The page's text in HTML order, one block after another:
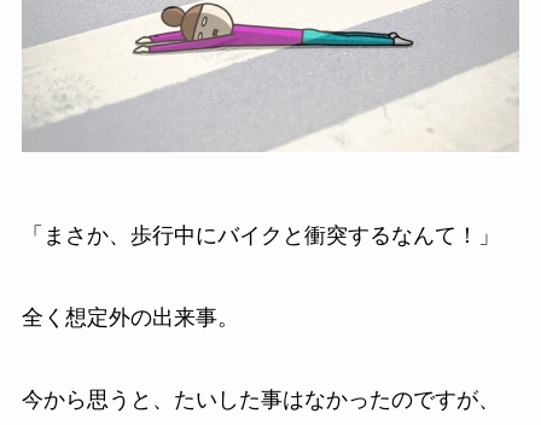
「まさか、歩行中にバイクと衝突するなんて！」
全く想定外の出来事。
今から思うと、たいした事はなかったのですが、